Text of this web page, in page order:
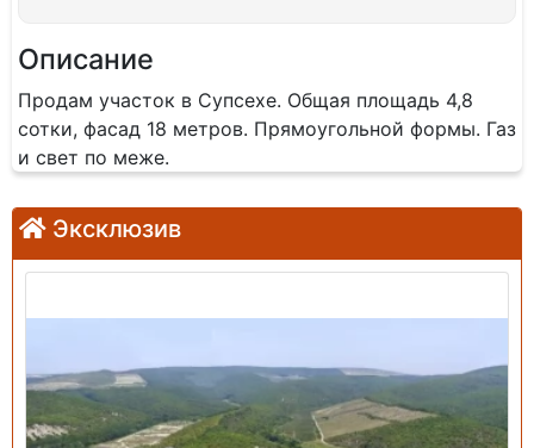
Описание
Продам участок в Супсехе. Общая площадь 4,8
сотки, фасад 18 метров. Прямоугольной формы. Газ
и свет по меже.
Эксклюзив